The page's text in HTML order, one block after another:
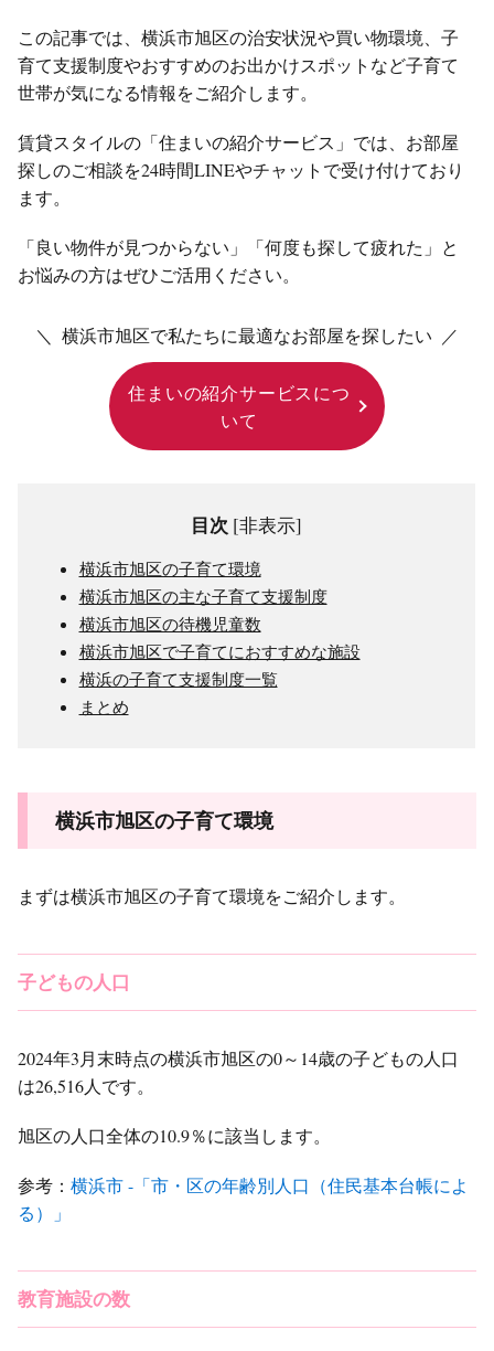
この記事では、横浜市旭区の治安状況や買い物環境、子
育て支援制度やおすすめのお出かけスポットなど子育て
世帯が気になる情報をご紹介します。
賃貸スタイルの「住まいの紹介サービス」では、お部屋
探しのご相談を24時間LINEやチャットで受け付けており
ます。
「良い物件が見つからない」「何度も探して疲れた」と
お悩みの方はぜひご活用ください。
＼ 横浜市旭区で私たちに最適なお部屋を探したい ／
住まいの紹介サービスにつ
いて
目次 [非表示]
横浜市旭区の子育て環境
横浜市旭区の主な子育て支援制度
横浜市旭区の待機児童数
横浜市旭区で子育てにおすすめな施設
横浜の子育て支援制度一覧
まとめ
横浜市旭区の子育て環境
まずは横浜市旭区の子育て環境をご紹介します。
子どもの人口
2024年3月末時点の横浜市旭区の0～14歳の子どもの人口
は26,516人です。
旭区の人口全体の10.9％に該当します。
参考：横浜市 -「市・区の年齢別人口（住民基本台帳によ
る）」
教育施設の数